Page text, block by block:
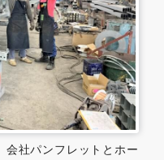
Webで
お問い合わせ
会社パンフレットとホー